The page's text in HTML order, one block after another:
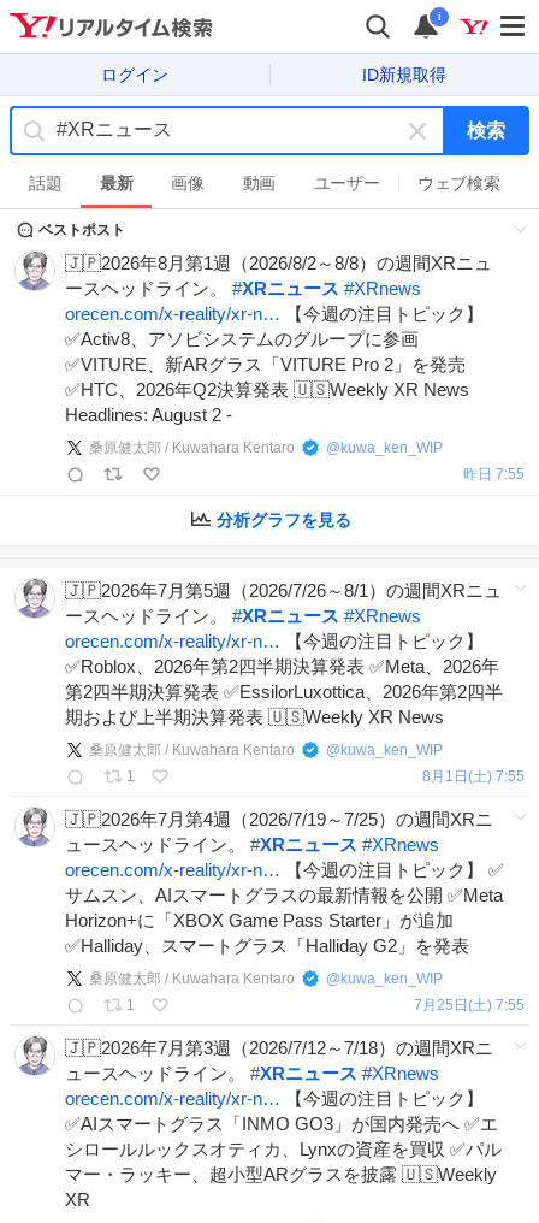
i
ログイン ID新規取得
キ
ー
ワ
ド
消
検索
話題 最新 画像 動画 ユーザー ウェブ検索
ベストポスト
🇯🇵2026年8月第1週（2026/8/2～8/8）の週間XRニュ
ースヘッドライン。 #XRニュース #XRnews
orecen.com/x-reality/xr-n…
【今週の注目トピック】
✅Activ8、アソビシステムのグループに参画
✅VITURE、新ARグラス「VITURE Pro 2」を発売
✅HTC、2026年Q2決算発表 🇺🇸Weekly XR News
Headlines: August 2 -
桑原健太郎 / Kuwahara Kentaro @ kuwa_ken_WIP
昨日 7:55
分析グラフを見る
🇯🇵2026年7月第5週（2026/7/26～8/1）の週間XRニュ
ースヘッドライン。 #XRニュース #XRnews
orecen.com/x-reality/xr-n…
【今週の注目トピック】
✅Roblox、2026年第2四半期決算発表 ✅Meta、2026年
第2四半期決算発表 ✅EssilorLuxottica、2026年第2四半
期および上半期決算発表 🇺🇸Weekly XR News
桑原健太郎 / Kuwahara Kentaro @ kuwa_ken_WIP
1
8月1日(土) 7:55
🇯🇵2026年7月第4週（2026/7/19～7/25）の週間XRニ
ュースヘッドライン。 #XRニュース #XRnews
orecen.com/x-reality/xr-n…
【今週の注目トピック】 ✅
サムスン、AIスマートグラスの最新情報を公開 ✅Meta
Horizon+に「XBOX Game Pass Starter」が追加
✅Halliday、スマートグラス「Halliday G2」を発表
桑原健太郎 / Kuwahara Kentaro @ kuwa_ken_WIP
1
7月25日(土) 7:55
🇯🇵2026年7月第3週（2026/7/12～7/18）の週間XRニ
ュースヘッドライン。 #XRニュース #XRnews
orecen.com/x-reality/xr-n…
【今週の注目トピック】
✅AIスマートグラス「INMO GO3」が国内発売へ ✅エ
シロールルックスオティカ、Lynxの資産を買収 ✅パル
マー・ラッキー、超小型ARグラスを披露 🇺🇸Weekly
XR